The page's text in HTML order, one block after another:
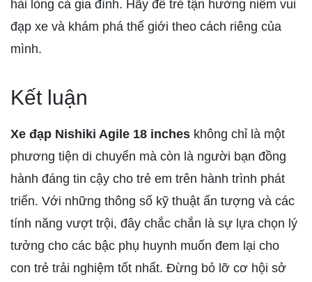
hài lòng cả gia đình. Hãy để trẻ tận hưởng niềm vui
đạp xe và khám phá thế giới theo cách riêng của
mình.
Kết luận
Xe đạp Nishiki Agile 18 inches không chỉ là một
phương tiện di chuyển mà còn là người bạn đồng
hành đáng tin cậy cho trẻ em trên hành trình phát
triển. Với những thông số kỹ thuật ấn tượng và các
tính năng vượt trội, đây chắc chắn là sự lựa chọn lý
tưởng cho các bậc phụ huynh muốn đem lại cho
con trẻ trải nghiệm tốt nhất. Đừng bỏ lỡ cơ hội sở